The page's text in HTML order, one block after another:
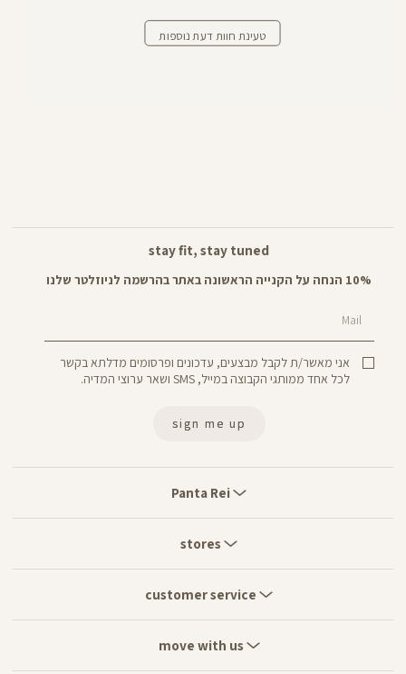
טעינת חוות דעת נוספות
Rei
Panta Rei
stores
with
service
customer service
stay fit, stay tuned
10% הנחה על הקנייה הראשונה באתר בהרשמה לניוזלטר שלנו
Mail
אני מאשר/ת לקבל מבצעים, עדכונים ופרסומים מדלתא בקשר
לכל אחד ממותגי הקבוצה במייל, SMS ושאר ערוצי המדיה.
sign me up